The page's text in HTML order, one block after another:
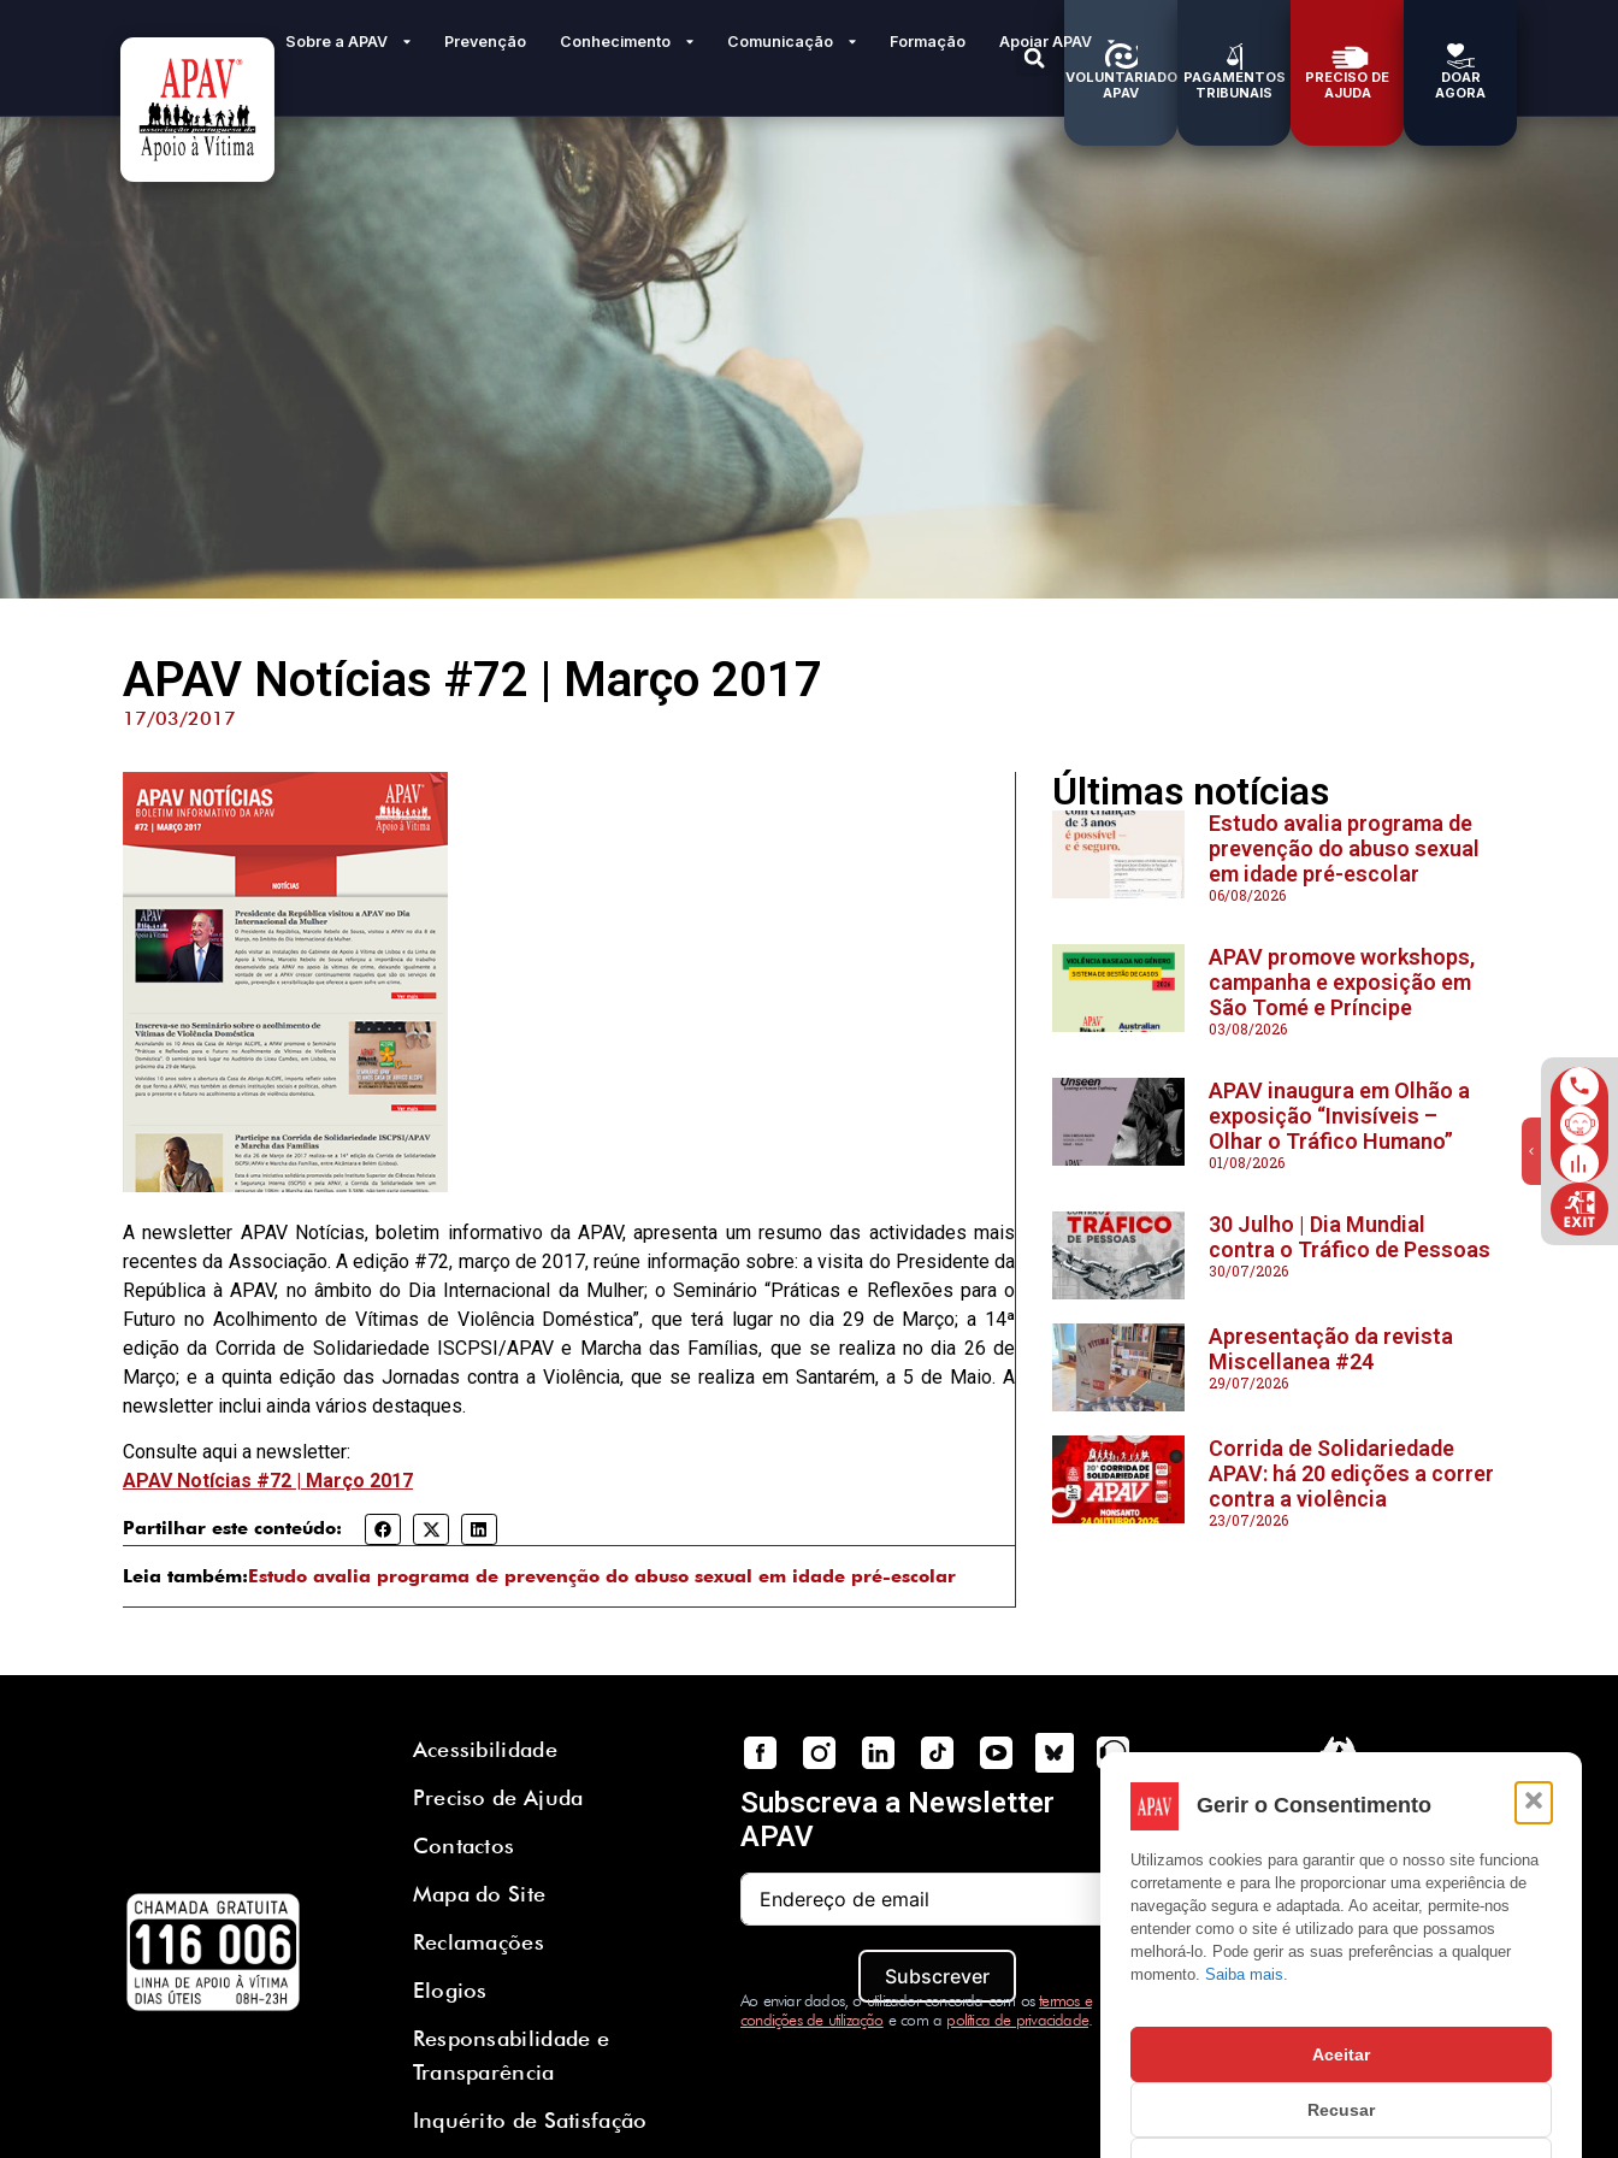
Gerir o Consentimento
Utilizamos cookies para garantir que o nosso site funciona
corretamente e para lhe proporcionar uma experiência de
navegação segura e adaptada. Ao aceitar, permite-nos
entender como o site é utilizado para que possamos
melhorá-lo. Pode gerir as suas preferências a qualquer
momento. Saiba mais.
Aceitar
Recusar
Sobre a APAV Prevenção Conhecimento Comunicação Formação Apoiar APAV
VOLUNTARIADO
APAV
PAGAMENTOS
TRIBUNAIS
PRECISO DE
AJUDA
DOAR
AGORA
APAV Notícias #72 | Março 2017
17/03/2017
A newsletter APAV Notícias, boletim informativo da APAV, apresenta um resumo das actividades mais
recentes da Associação. A edição #72, março de 2017, reúne informação sobre: a visita do Presidente da
República à APAV, no âmbito do Dia Internacional da Mulher; o Seminário “Práticas e Reflexões para o
Futuro no Acolhimento de Vítimas de Violência Doméstica”, que terá lugar no dia 29 de Março; a 14ª
edição da Corrida de Solidariedade ISCPSI/APAV e Marcha das Famílias, que se realiza no dia 26 de
Março; e a quinta edição das Jornadas contra a Violência, que se realiza em Santarém, a 5 de Maio. A
newsletter inclui ainda vários destaques.
Consulte aqui a newsletter:
APAV Notícias #72 | Março 2017
Partilhar este conteúdo:
Leia também:Estudo avalia programa de prevenção do abuso sexual em idade pré-escolar
Últimas notícias
Estudo avalia programa de
prevenção do abuso sexual
em idade pré-escolar
06/08/2026
APAV promove workshops,
campanha e exposição em
São Tomé e Príncipe
03/08/2026
APAV inaugura em Olhão a
exposição “Invisíveis –
Olhar o Tráfico Humano”
01/08/2026
30 Julho | Dia Mundial
contra o Tráfico de Pessoas
30/07/2026
Apresentação da revista
Miscellanea #24
29/07/2026
Corrida de Solidariedade
APAV: há 20 edições a correr
contra a violência
23/07/2026
Acessibilidade
Preciso de Ajuda
Contactos
Mapa do Site
Reclamações
Elogios
Responsabilidade e
Transparência
Inquérito de Satisfação
Subscreva a Newsletter
APAV
Subscrever
Ao enviar dados, o utilizador concorda com ostermos e
condições de utilizaçãoe com a política de privacidade.
Copyright © APAV 2026